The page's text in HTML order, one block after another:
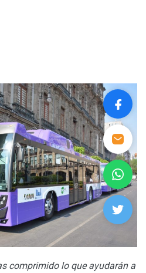
comprimido lo que ayudarán a